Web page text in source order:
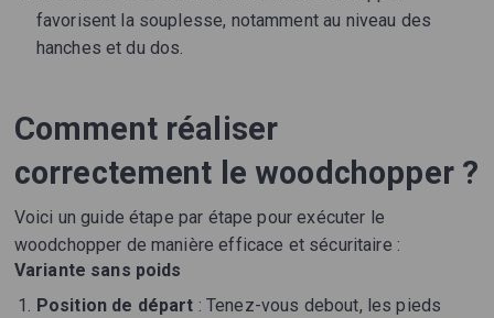
favorisent la souplesse, notamment au niveau des
hanches et du dos.
Comment réaliser
correctement le woodchopper ?
Voici un guide étape par étape pour exécuter le
woodchopper de manière efficace et sécuritaire :
Variante sans poids
Position de départ : Tenez-vous debout, les pieds